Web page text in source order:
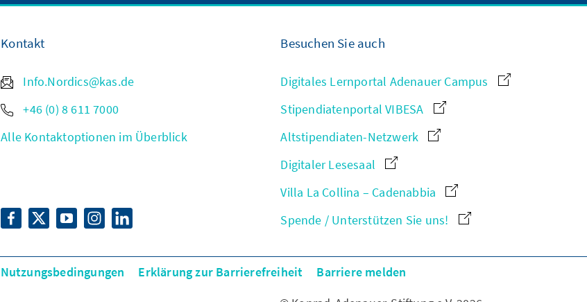
Kontakt
Info.Nordics@kas.de
+46 (0) 8 611 7000
Alle Kontaktoptionen im Überblick
Besuchen Sie auch
Digitales Lernportal Adenauer Campus
Stipendiatenportal VIBESA
Altstipendiaten-Netzwerk
Digitaler Lesesaal
Villa La Collina – Cadenabbia
Spende / Unterstützen Sie uns!
Nutzungsbedingungen Erklärung zur Barrierefreiheit
Barriere melden